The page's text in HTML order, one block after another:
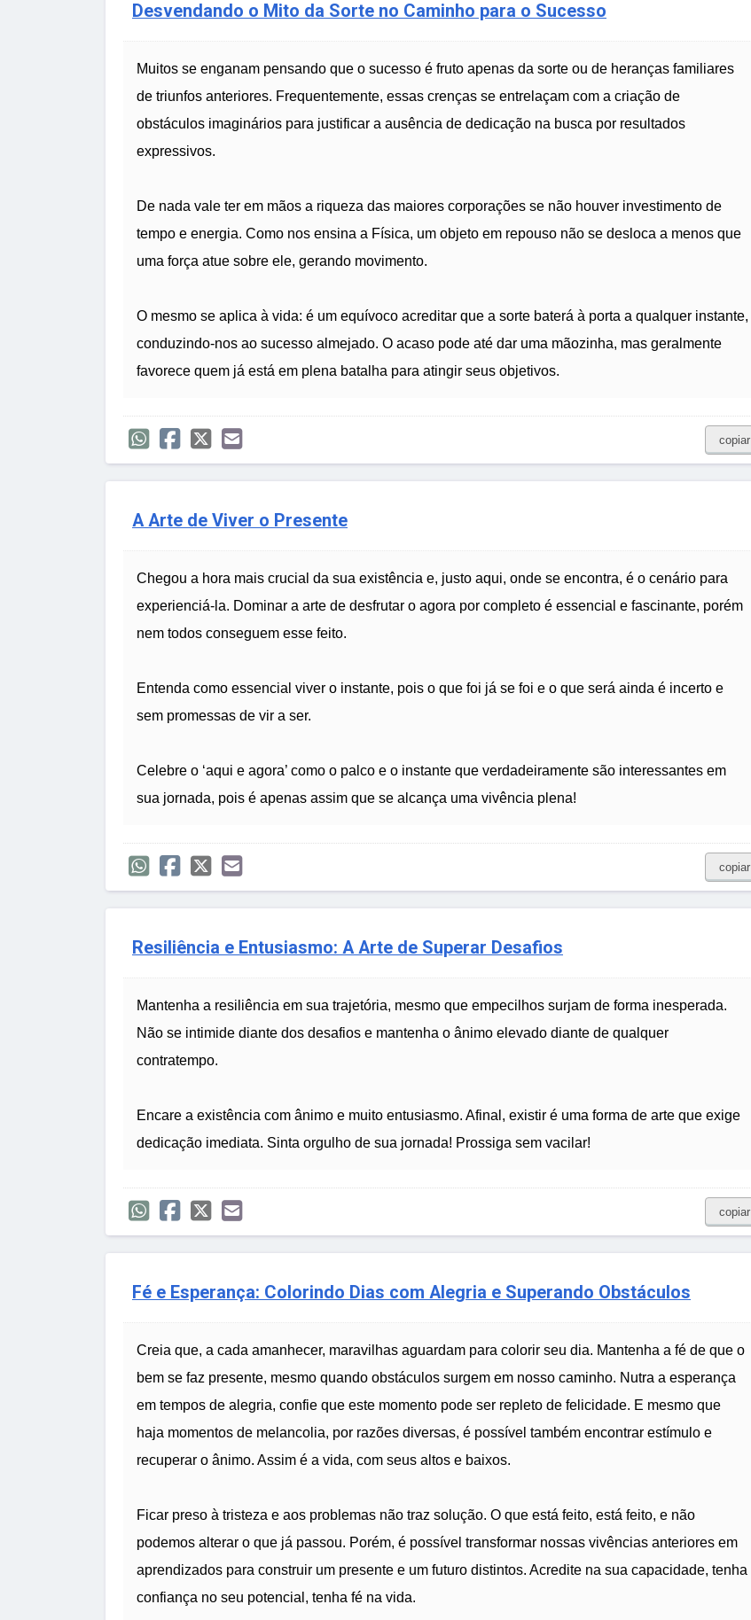
Desvendando o Mito da Sorte no Caminho para o Sucesso
Muitos se enganam pensando que o sucesso é fruto apenas da sorte ou de heranças familiares
de triunfos anteriores. Frequentemente, essas crenças se entrelaçam com a criação de
obstáculos imaginários para justificar a ausência de dedicação na busca por resultados
expressivos.
De nada vale ter em mãos a riqueza das maiores corporações se não houver investimento de
tempo e energia. Como nos ensina a Física, um objeto em repouso não se desloca a menos que
uma força atue sobre ele, gerando movimento.
O mesmo se aplica à vida: é um equívoco acreditar que a sorte baterá à porta a qualquer instante,
conduzindo-nos ao sucesso almejado. O acaso pode até dar uma mãozinha, mas geralmente
favorece quem já está em plena batalha para atingir seus objetivos.
copiar
A Arte de Viver o Presente
Chegou a hora mais crucial da sua existência e, justo aqui, onde se encontra, é o cenário para
experienciá-la. Dominar a arte de desfrutar o agora por completo é essencial e fascinante, porém
nem todos conseguem esse feito.
Entenda como essencial viver o instante, pois o que foi já se foi e o que será ainda é incerto e
sem promessas de vir a ser.
Celebre o ‘aqui e agora’ como o palco e o instante que verdadeiramente são interessantes em
sua jornada, pois é apenas assim que se alcança uma vivência plena!
copiar
Resiliência e Entusiasmo: A Arte de Superar Desafios
Mantenha a resiliência em sua trajetória, mesmo que empecilhos surjam de forma inesperada.
Não se intimide diante dos desafios e mantenha o ânimo elevado diante de qualquer
contratempo.
Encare a existência com ânimo e muito entusiasmo. Afinal, existir é uma forma de arte que exige
dedicação imediata. Sinta orgulho de sua jornada! Prossiga sem vacilar!
copiar
Fé e Esperança: Colorindo Dias com Alegria e Superando Obstáculos
Creia que, a cada amanhecer, maravilhas aguardam para colorir seu dia. Mantenha a fé de que o
bem se faz presente, mesmo quando obstáculos surgem em nosso caminho. Nutra a esperança
em tempos de alegria, confie que este momento pode ser repleto de felicidade. E mesmo que
haja momentos de melancolia, por razões diversas, é possível também encontrar estímulo e
recuperar o ânimo. Assim é a vida, com seus altos e baixos.
Ficar preso à tristeza e aos problemas não traz solução. O que está feito, está feito, e não
podemos alterar o que já passou. Porém, é possível transformar nossas vivências anteriores em
aprendizados para construir um presente e um futuro distintos. Acredite na sua capacidade, tenha
confiança no seu potencial, tenha fé na vida.